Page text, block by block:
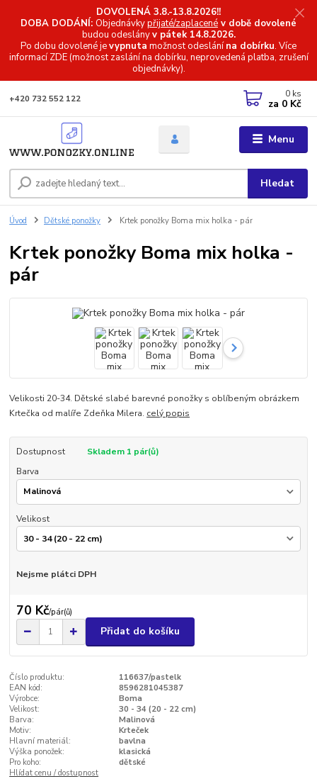
DOVOLENÁ 3.8.-13.8.2026!!
DOBA DODÁNÍ: Objednávkypřijaté/zaplacené v době dovolené
budou odeslányv pátek 14.8.2026.
Po dobu dovolené jevypnuta možnost odeslánína dobírku. Více
informacíZDE (možnost zaslání na dobírku, neprovedená platba, zrušení
objednávky).
Menu
Hledat
+420 732 552 122 0 ks
za 0 Kč
Úvod Dětské ponožky Krtek ponožky Boma mix holka - pár
Krtek ponožky Boma mix holka -
pár
Velikosti 20-34. Dětské slabé barevné ponožky s oblíbeným obrázkem
Krtečka od malíře Zdeňka Milera. celý popis
Dostupnost
Skladem 1 pár(ů)
Barva
Velikost
Nejsme plátci DPH
70 Kč/pár(ů)
Přidat do košíku
Číslo produktu:
116637/pastelk
EAN kód:
8596281045387
Výrobce:
Boma
Velikost:
30 - 34 (20 - 22 cm)
Barva:
Malinová
Motiv:
Krteček
Hlavní materiál:
bavlna
Výška ponožek:
klasická
Pro koho:
dětské
Hlídat cenu / dostupnost